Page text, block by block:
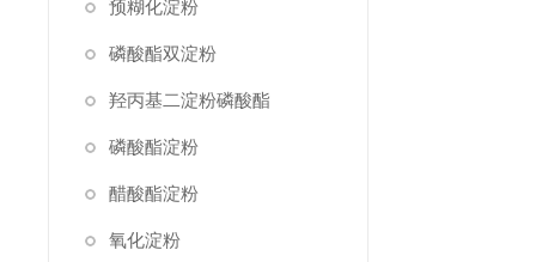
预糊化淀粉
磷酸酯双淀粉
羟丙基二淀粉磷酸酯
磷酸酯淀粉
醋酸酯淀粉
氧化淀粉